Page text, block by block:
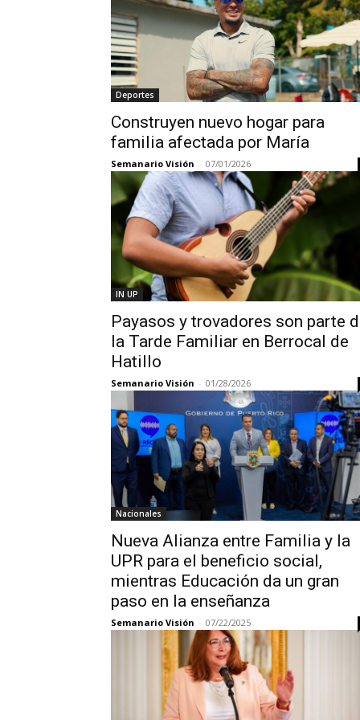
Deportes
Construyen nuevo hogar para
familia afectada por María
Semanario Visión - 07/01/2026
IN UP
Payasos y trovadores son parte
la Tarde Familiar en Berrocal de
Hatillo
Semanario Visión - 01/28/2026
Nacionales
Nueva Alianza entre Familia y la
UPR para el beneficio social,
mientras Educación da un gran
paso en la enseñanza
Semanario Visión - 07/22/2025